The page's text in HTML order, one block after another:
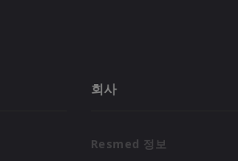
회사
Resmed 정보